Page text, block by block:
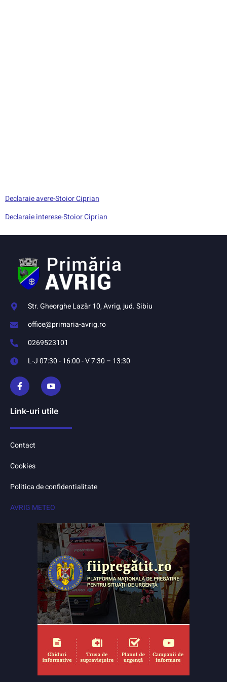
Declaraie avere-Stoior Ciprian
Declaraie interese-Stoior Ciprian
Str. Gheorghe Lazăr 10, Avrig, jud. Sibiu
office@primaria-avrig.ro
0269523101
L-J 07:30 - 16:00 - V 7:30 – 13:30
Link-uri utile
Contact
Cookies
Politica de confidentialitate
AVRIG METEO